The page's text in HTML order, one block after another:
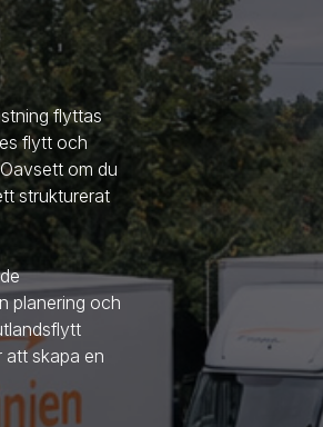
flyttas
flytt och
om du
strukturerat
planering och
skapa en